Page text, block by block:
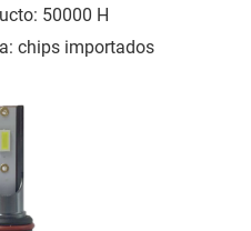
50000 H
chips importados